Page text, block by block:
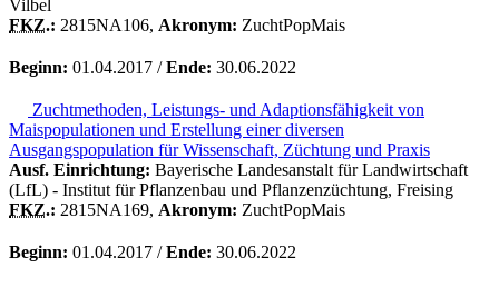
Vilbel
FKZ.: 2815NA106, Akronym: ZuchtPopMais
Beginn: 01.04.2017 /Ende: 30.06.2022
Zuchtmethoden, Leistungs- und Adaptionsfähigkeit von
Maispopulationen und Erstellung einer diversen
Ausgangspopulation für Wissenschaft, Züchtung und Praxis
Ausf. Einrichtung: Bayerische Landesanstalt für Landwirtschaft
(LfL) - Institut für Pflanzenbau und Pflanzenzüchtung, Freising
FKZ.: 2815NA169, Akronym: ZuchtPopMais
Beginn: 01.04.2017 /Ende: 30.06.2022